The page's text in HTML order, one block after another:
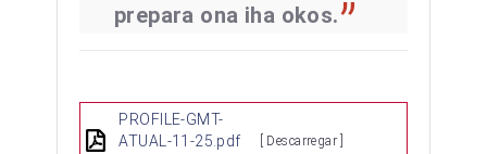
prepara ona iha okos.
PROFILE-GMT-
ATUAL-11-25.pdf
[ Descarregar ]